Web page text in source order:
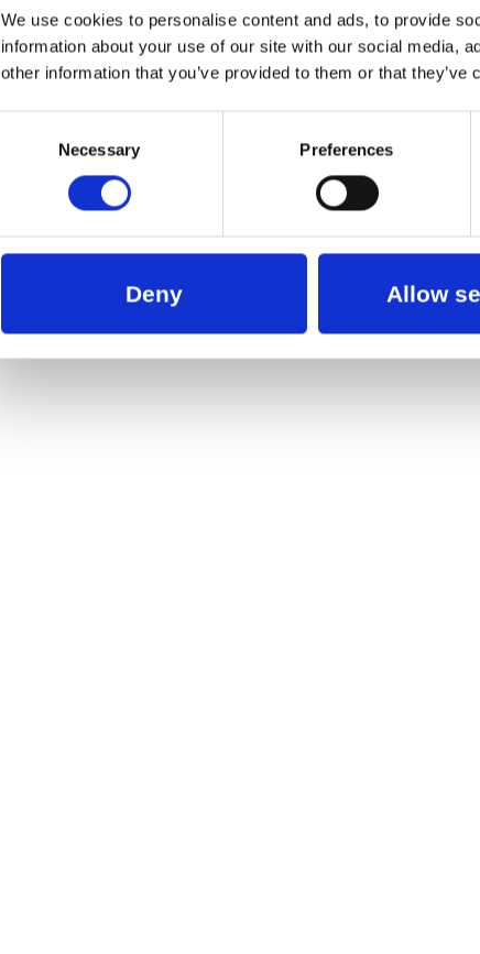
We use cookies to personalise content and ads, to provide
information about your use of our site with our social media,
other information that you’ve provided to them or that
Necessary Preferences
Deny Allow